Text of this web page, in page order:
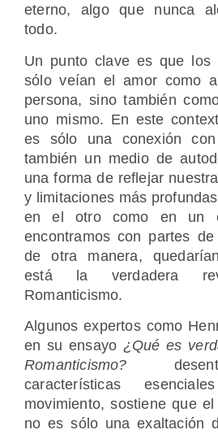
eterno, algo que nunca
todo.
Un punto clave es que los
sólo veían el amor como
persona, sino también
uno mismo. En este
es sólo una conexión
también un medio de
una forma de reflejar
y limitaciones más
en el otro como en un
encontramos con partes
de otra manera,
está la verdadera
Romanticismo.
Algunos expertos como
en su ensayo ¿Qué es
Romanticismo?
características
movimiento, sostiene que
no es sólo una exaltación